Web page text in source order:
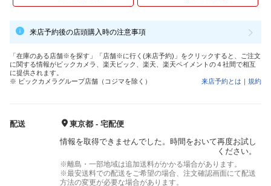
来店予約後の店頭購入時の注意事項
「在庫のある店舗※を探す」「店舗※に行く(来店予約)」をクリックすると、ご注文
に関する情報がビックカメラ、楽天ビック、楽天、楽天ペイメントの４社間で相互
に提供されます。
※ ビックカメラグループ店舗（コジマを除く）
来店予約とは ｜ 規約
配送
東京都 - 宅配便
情報を取得できませんでした。時間をおいて再度お試し
ください。
※離島・一部地域は追加送料がかかる場合があります。
※最安送料での配送をご希望の場合、注文確認画面にて配送
方法の変更が必要な場合があります。